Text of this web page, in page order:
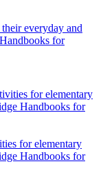
everyday and
for
for elementary
Handbooks for